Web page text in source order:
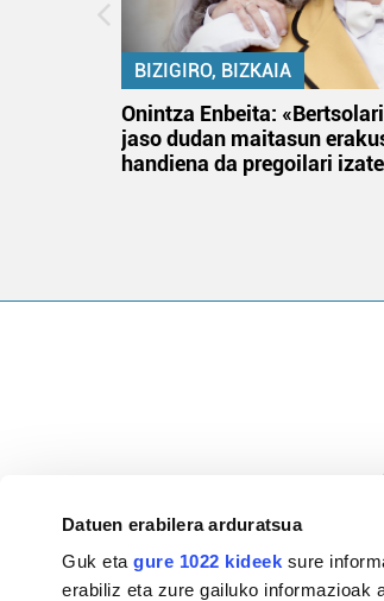
Datuen erabilera arduratsua
Guk etagure 1022 kideek sure
erabiliz eta zure gailuko informazioak
BIZIGIRO, BIZKAIA
Onintza Enbeita:
jaso dudan maitasun
handiena da pregoilari